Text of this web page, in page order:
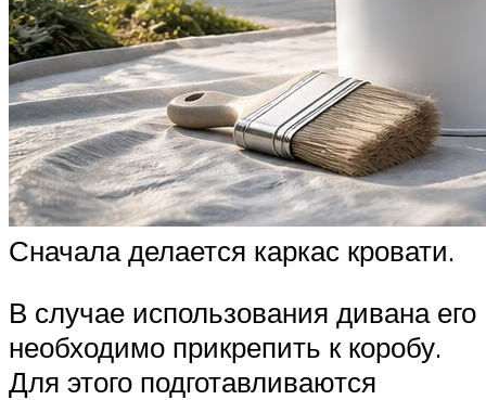
Сначала делается каркас кровати.
В случае использования дивана его
необходимо прикрепить к коробу.
Для этого подготавливаются